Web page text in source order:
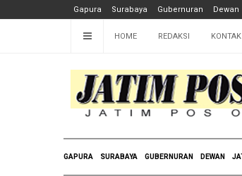
Gapura Surabaya Gubernuran Dewan
HOME REDAKSI
GAPURA SURABAYA GUBERNURAN DEWAN